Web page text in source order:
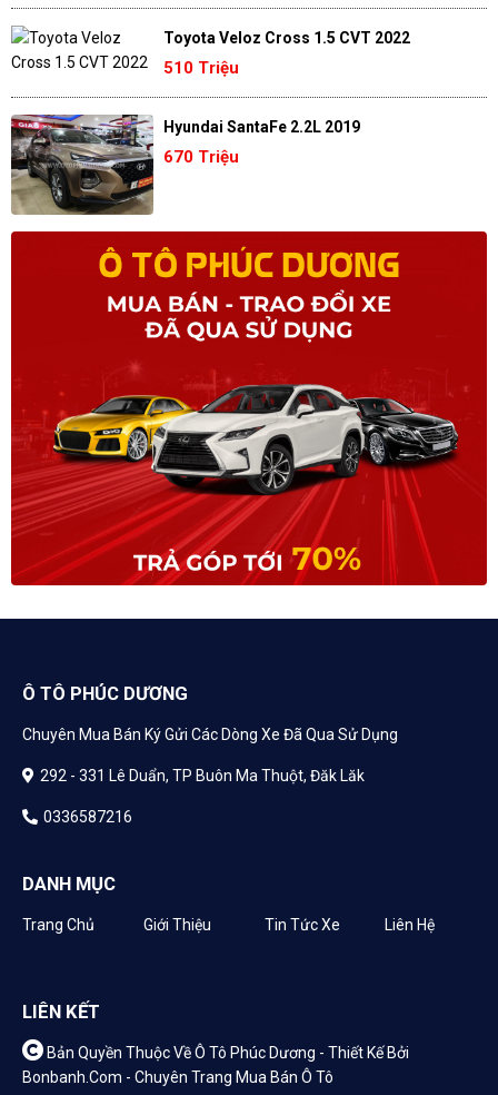
Toyota Veloz Cross 1.5 CVT 2022
510 Triệu
Hyundai SantaFe 2.2L 2019
670 Triệu
Ô TÔ PHÚC DƯƠNG
Chuyên Mua Bán Ký Gửi Các Dòng Xe Đã Qua Sử Dụng
292 - 331 Lê Duẩn, TP Buôn Ma Thuột, Đăk Lăk
0336587216
DANH MỤC
Trang Chủ Giới Thiệu Tin Tức Xe Liên Hệ
LIÊN KẾT
Bản Quyền Thuộc Về Ô Tô Phúc Dương - Thiết Kế Bởi
Bonbanh.com - Chuyên Trang Mua Bán Ô Tô